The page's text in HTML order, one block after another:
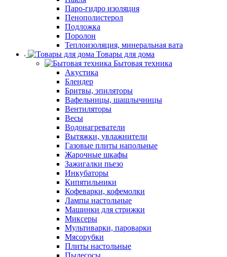
Паро-гидро изоляция
Пенополистерол
Подложка
Поролон
Теплоизоляция, минеральная вата
Товары для дома
Бытовая техника
Акустика
Блендер
Бритвы, эпиляторы
Вафельницы, шашлычницы
Вентиляторы
Весы
Водонагреватели
Вытяжки, увлажнители
Газовые плиты напольные
Жарочные шкафы
Зажигалки пьезо
Инкубаторы
Кипятильники
Кофеварки, кофемолки
Лампы настольные
Машинки для стрижки
Миксеры
Мультиварки, пароварки
Мясорубки
Плиты настольные
Пылесосы